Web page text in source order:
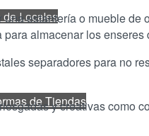
Locales
de Tiendas
estantería o mueble
almacenar los enseres
separadores para no
y creativas como